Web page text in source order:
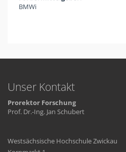
BMWi
Unser Kontakt
Prorektor Forschung
Prof. Dr.-Ing. Jan Schubert
Westsächsische Hochschule Zwickau